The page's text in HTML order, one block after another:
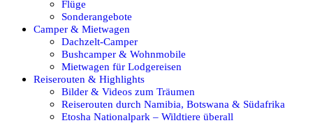
Flüge
Sonderangebote
Camper & Mietwagen
Dachzelt-Camper
Bushcamper & Wohnmobile
Mietwagen für Lodgereisen
Reiserouten & Highlights
Bilder & Videos zum Träumen
Reiserouten durch Namibia, Botswana & Südafrika
Etosha Nationalpark – Wildtiere überall